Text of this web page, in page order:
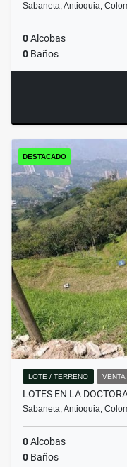
Sabaneta, Antioquia,
0Alcobas
0 Baños
DESTACADO
LOTE / TERRENO VENTA
LOTES EN LA
Sabaneta, Antioquia,
0Alcobas
0 Baños